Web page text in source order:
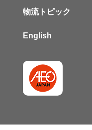
物流トピック
English